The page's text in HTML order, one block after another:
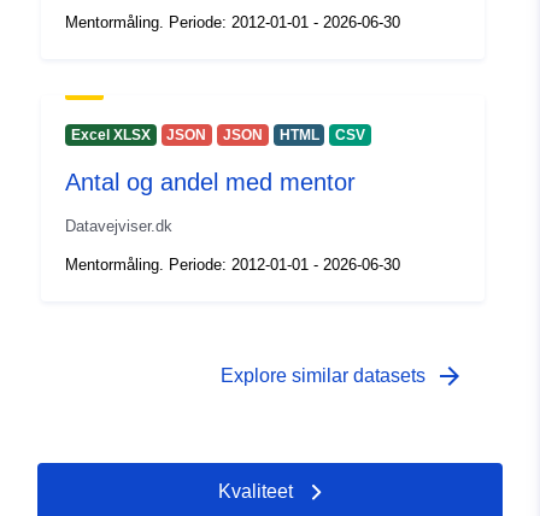
Mentormåling. Periode: 2012-01-01 - 2026-06-30
Excel XLSX JSON JSON HTML CSV
Antal og andel med mentor
Datavejviser.dk
Mentormåling. Periode: 2012-01-01 - 2026-06-30
Explore similar datasets arrow_forward
Kvaliteet